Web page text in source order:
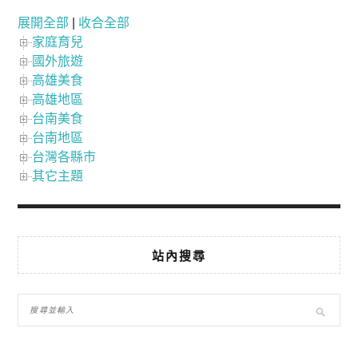
展開全部
收合全部
家庭育兒
國外旅遊
高雄美食
高雄地區
台南美食
台南地區
台灣各縣市
其它主題
站內搜尋